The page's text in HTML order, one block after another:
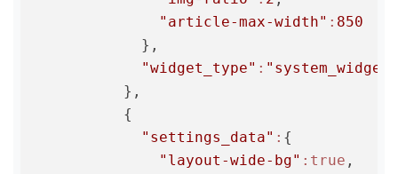
"article-max-width" : 850
            },
"widget_type" :
          },
          {
"settings_data" : {
"layout-wide-bg" :true ,